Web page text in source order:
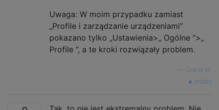
Uwaga: W moim przypadku zamiast
„Profile i zarządzanie urządzeniami”
pokazano tylko „Ustawienia>„ Ogólne ”>„
Profile ”, a te kroki rozwiązały problem.
Grand M.
źródło